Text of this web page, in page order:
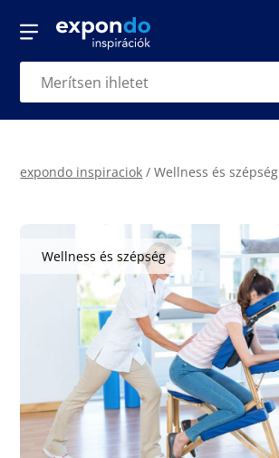
expondo inspiraciok /Wellness és szépség
Wellness és szépség